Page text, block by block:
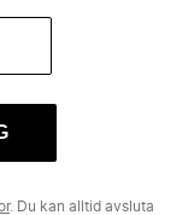
. Du kan alltid avsluta